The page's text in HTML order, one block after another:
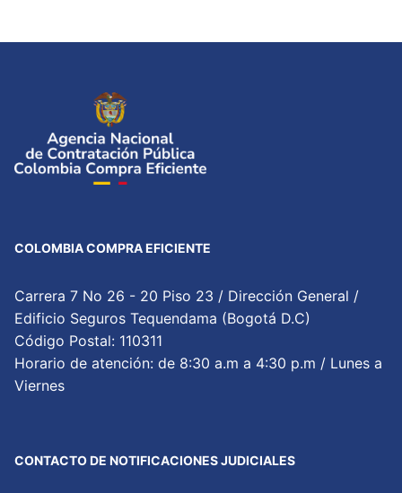
COLOMBIA COMPRA EFICIENTE
Carrera 7 No 26 - 20 Piso 23 / Dirección General /
Edificio Seguros Tequendama (Bogotá D.C)
Código Postal: 110311
Horario de atención: de 8:30 a.m a 4:30 p.m / Lunes a
Viernes
CONTACTO DE NOTIFICACIONES JUDICIALES